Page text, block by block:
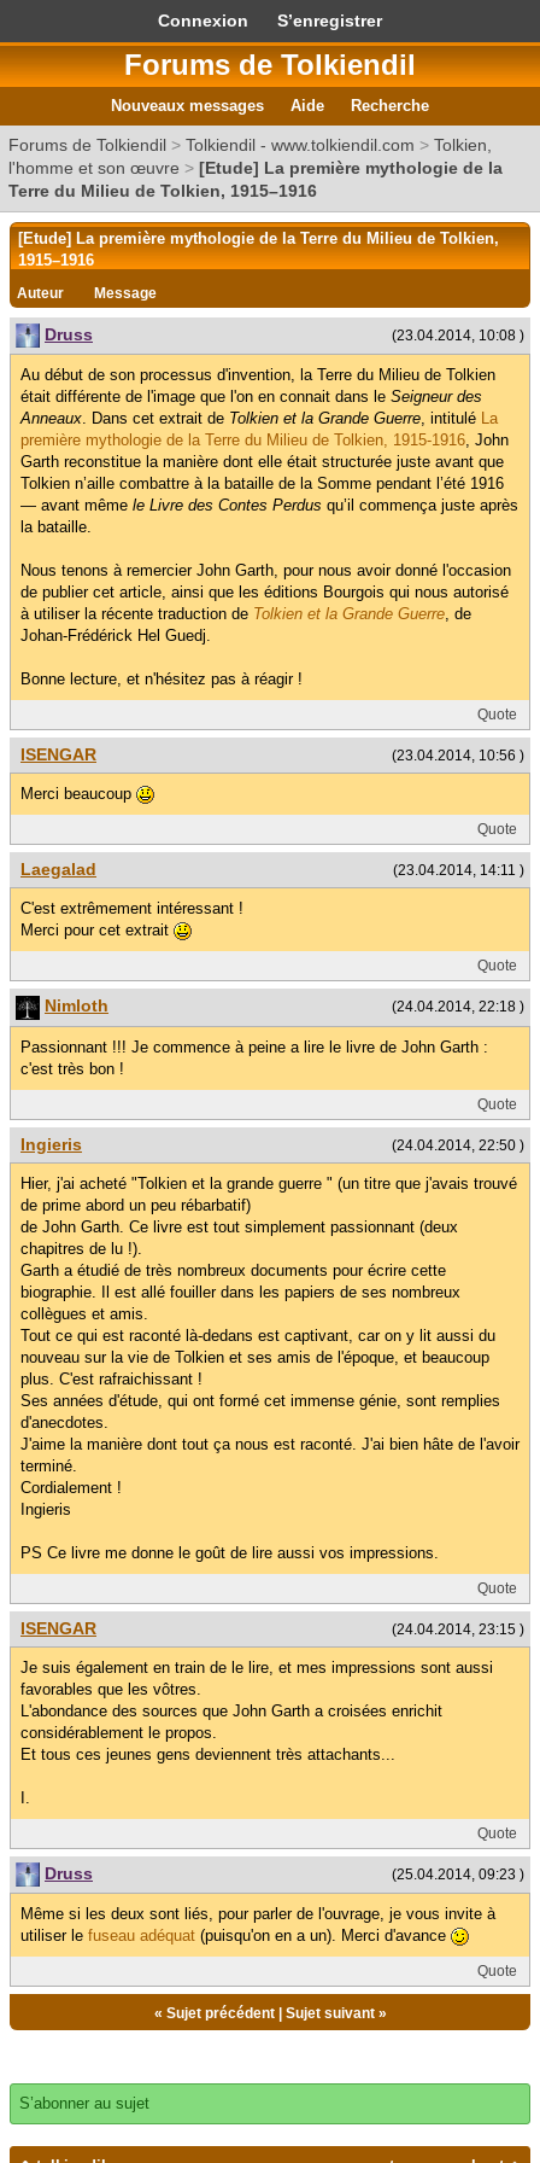
Connexion S’enregistrer
Forums de Tolkiendil
Nouveaux messages Aide Recherche
Forums de Tolkiendil > Tolkiendil - www.tolkiendil.com > Tolkien,
l'homme et son œuvre > [Etude] La première mythologie de la
Terre du Milieu de Tolkien, 1915–1916
[Etude] La première mythologie de la Terre du Milieu de Tolkien,
1915–1916
Auteur Message
(23.04.2014, 10:08 )
Druss
Au début de son processus d'invention, la Terre du Milieu de Tolkien
était différente de l'image que l'on en connait dans le Seigneur des
Anneaux. Dans cet extrait de Tolkien et la Grande Guerre, intitulé La
première mythologie de la Terre du Milieu de Tolkien, 1915-1916, John
Garth reconstitue la manière dont elle était structurée juste avant que
Tolkien n’aille combattre à la bataille de la Somme pendant l’été 1916
— avant même le Livre des Contes Perdus qu’il commença juste après
la bataille.
Nous tenons à remercier John Garth, pour nous avoir donné l'occasion
de publier cet article, ainsi que les éditions Bourgois qui nous autorisé
à utiliser la récente traduction de Tolkien et la Grande Guerre, de
Johan-Frédérick Hel Guedj.
Bonne lecture, et n'hésitez pas à réagir !
Quote
(23.04.2014, 10:56 )
ISENGAR
Merci beaucoup
Quote
(23.04.2014, 14:11 )
Laegalad
C'est extrêmement intéressant !
Merci pour cet extrait
Quote
(24.04.2014, 22:18 )
Nimloth
Passionnant !!! Je commence à peine a lire le livre de John Garth :
c'est très bon !
Quote
(24.04.2014, 22:50 )
Ingieris
Hier, j'ai acheté "Tolkien et la grande guerre " (un titre que j'avais trouvé
de prime abord un peu rébarbatif)
de John Garth. Ce livre est tout simplement passionnant (deux
chapitres de lu !).
Garth a étudié de très nombreux documents pour écrire cette
biographie. Il est allé fouiller dans les papiers de ses nombreux
collègues et amis.
Tout ce qui est raconté là-dedans est captivant, car on y lit aussi du
nouveau sur la vie de Tolkien et ses amis de l'époque, et beaucoup
plus. C'est rafraichissant !
Ses années d'étude, qui ont formé cet immense génie, sont remplies
d'anecdotes.
J'aime la manière dont tout ça nous est raconté. J'ai bien hâte de l'avoir
terminé.
Cordialement !
Ingieris
PS Ce livre me donne le goût de lire aussi vos impressions.
Quote
(24.04.2014, 23:15 )
ISENGAR
Je suis également en train de le lire, et mes impressions sont aussi
favorables que les vôtres.
L'abondance des sources que John Garth a croisées enrichit
considérablement le propos.
Et tous ces jeunes gens deviennent très attachants...
I.
Quote
(25.04.2014, 09:23 )
Druss
Même si les deux sont liés, pour parler de l'ouvrage, je vous invite à
utiliser le fuseau adéquat (puisqu'on en a un). Merci d'avance
Quote
« Sujet précédent| Sujet suivant»
S’abonner au sujet